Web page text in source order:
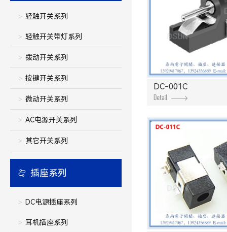
轻触开关系列
轻触开关带灯系列
拨动开关系列
按键开关系列
微动开关系列
AC电源开关系列
其它开关系列
插座系列
DC电源插座系列
耳机插座系列
DC-001C